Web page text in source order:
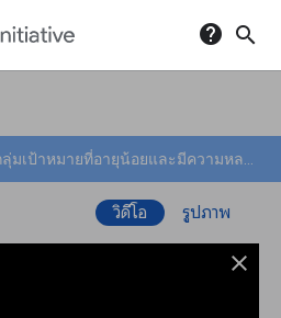
help search
วิดีโอ รูปภาพ
close